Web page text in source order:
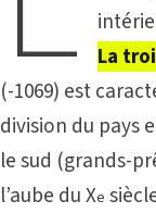
La
(-1069) est
division du pays
le sud (grands-
l’aube du Xe